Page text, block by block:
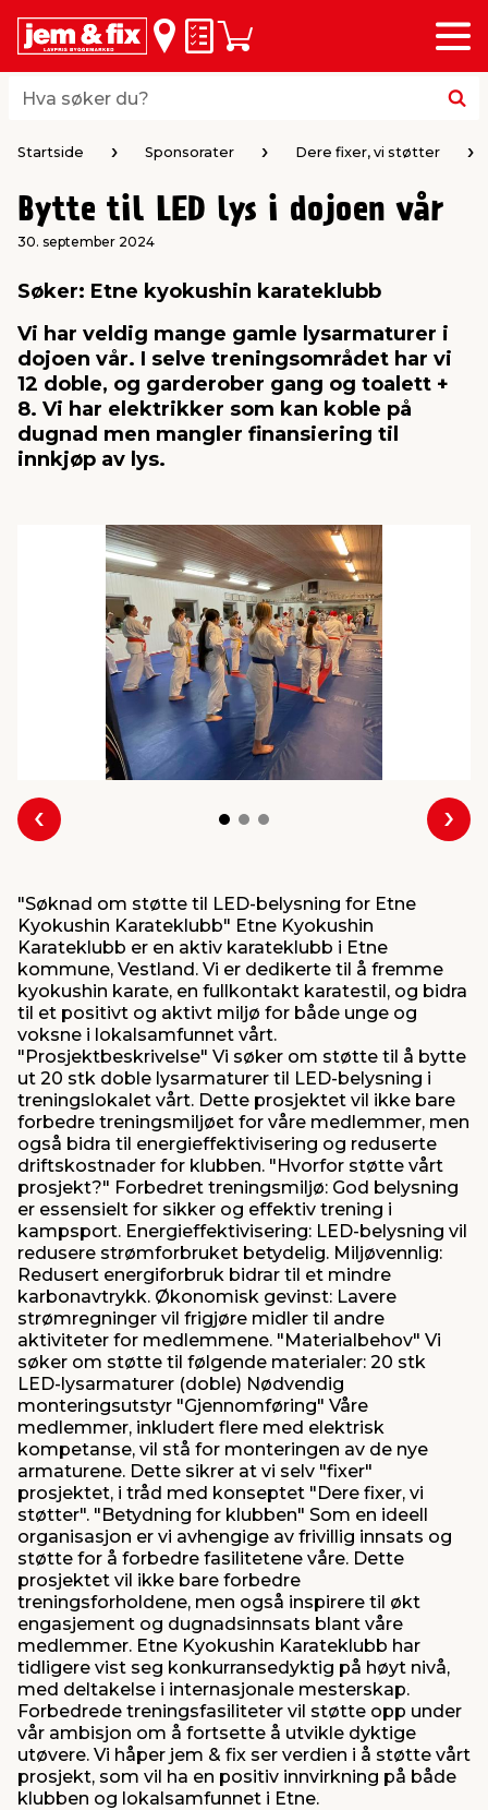
Hva søker du?
Hva søker du?
HuskelisteHandlevogn
Meny
og vegger
og tilbehør
og terrassebord
& levegger
& ugress
og varme
og oppheng
& oppbevaring
& stativer
og sylting
& ventilasjon
Home
data & TV
& kjemikalier
og fugemasse
av verktøy
maskiner
Startside Sponsorater Dere fixer, vi støtter
Bytte til LED lys i dojoen vår
30. september 2024
Søker: Etne kyokushin karateklubb
Vi har veldig mange gamle lysarmaturer i
dojoen vår. I selve treningsområdet har vi
12 doble, og garderober gang og toalett +
8. Vi har elektrikker som kan koble på
dugnad men mangler finansiering til
innkjøp av lys.
Forrige
"Søknad om støtte til LED-belysning for Etne
Kyokushin Karateklubb" Etne Kyokushin
Karateklubb er en aktiv karateklubb i Etne
kommune, Vestland. Vi er dedikerte til å fremme
kyokushin karate, en fullkontakt karatestil, og bidra
til et positivt og aktivt miljø for både unge og
voksne i lokalsamfunnet vårt.
"Prosjektbeskrivelse" Vi søker om støtte til å bytte
ut 20 stk doble lysarmaturer til LED-belysning i
treningslokalet vårt. Dette prosjektet vil ikke bare
forbedre treningsmiljøet for våre medlemmer, men
også bidra til energieffektivisering og reduserte
driftskostnader for klubben. "Hvorfor støtte vårt
prosjekt?" Forbedret treningsmiljø: God belysning
er essensielt for sikker og effektiv trening i
kampsport. Energieffektivisering: LED-belysning vil
redusere strømforbruket betydelig. Miljøvennlig:
Redusert energiforbruk bidrar til et mindre
karbonavtrykk. Økonomisk gevinst: Lavere
strømregninger vil frigjøre midler til andre
aktiviteter for medlemmene. "Materialbehov" Vi
søker om støtte til følgende materialer: 20 stk
LED-lysarmaturer (doble) Nødvendig
monteringsutstyr "Gjennomføring" Våre
medlemmer, inkludert flere med elektrisk
kompetanse, vil stå for monteringen av de nye
armaturene. Dette sikrer at vi selv "fixer"
prosjektet, i tråd med konseptet "Dere fixer, vi
støtter". "Betydning for klubben" Som en ideell
organisasjon er vi avhengige av frivillig innsats og
støtte for å forbedre fasilitetene våre. Dette
prosjektet vil ikke bare forbedre
treningsforholdene, men også inspirere til økt
engasjement og dugnadsinnsats blant våre
medlemmer. Etne Kyokushin Karateklubb har
tidligere vist seg konkurransedyktig på høyt nivå,
med deltakelse i internasjonale mesterskap.
Forbedrede treningsfasiliteter vil støtte opp under
vår ambisjon om å fortsette å utvikle dyktige
utøvere. Vi håper jem & fix ser verdien i å støtte vårt
prosjekt, som vil ha en positiv innvirkning på både
klubben og lokalsamfunnet i Etne.